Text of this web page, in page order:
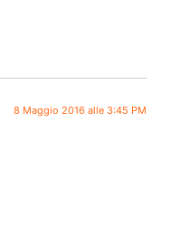
8 Maggio 2016 alle 3:45 PM